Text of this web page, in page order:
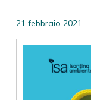
21 febbraio 2021